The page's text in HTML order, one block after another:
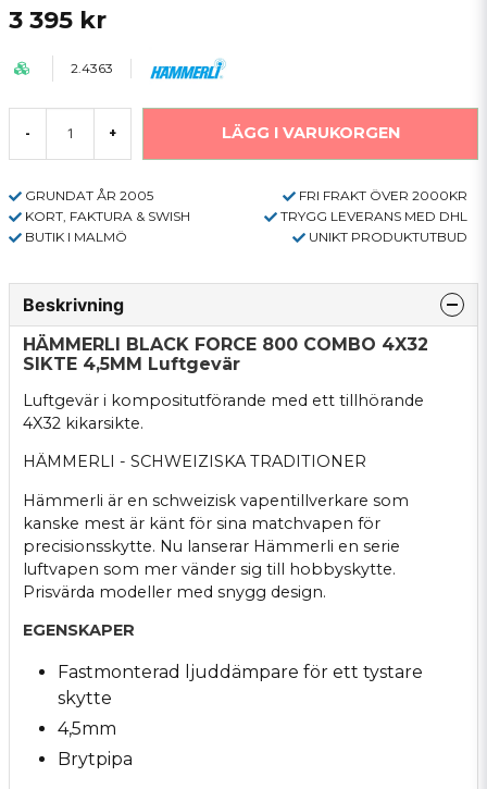
3 395 kr
2.4363
- + LÄGG I VARUKORGEN
GRUNDAT ÅR 2005
FRI FRAKT ÖVER 2000KR
KORT, FAKTURA & SWISH
TRYGG LEVERANS MED DHL
BUTIK I MALMÖ
UNIKT PRODUKTUTBUD
Beskrivning
HÄMMERLI BLACK FORCE 800 COMBO 4X32
SIKTE 4,5MM Luftgevär
Luftgevär i kompositutförande med ett tillhörande
4X32 kikarsikte.
HÄMMERLI - SCHWEIZISKA TRADITIONER
Hämmerli är en schweizisk vapentillverkare som
kanske mest är känt för sina matchvapen för
precisionsskytte. Nu lanserar Hämmerli en serie
luftvapen som mer vänder sig till hobbyskytte.
Prisvärda modeller med snygg design.
EGENSKAPER
Fastmonterad ljuddämpare för ett tystare
skytte
4,5mm
Brytpipa